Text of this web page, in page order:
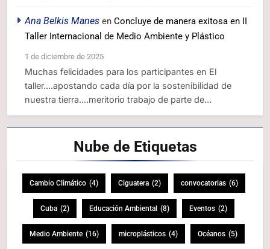
Ana Belkis Manes en Concluye de manera exitosa en II
Taller Internacional de Medio Ambiente y Plástico
1 de diciembre de 2025
Muchas felicidades para los participantes en El
taller....apostando cada día por la sostenibilidad de
nuestra tierra....meritorio trabajo de parte de…
Nube de Etiquetas
Cambio Climático (4) Ciguatera (2) convocatorias (6)
Cuba (2) Educación Ambiental (8) Eventos (2)
Medio Ambiente (16) microplásticos (4) Océanos (5)